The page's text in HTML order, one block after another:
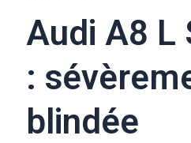
Audi A8 L
:
blindée